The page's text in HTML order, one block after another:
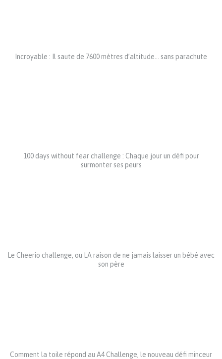
Incroyable : Il saute de 7600 mètres d’altitude… sans parachute
100 days without fear challenge : Chaque jour un défi pour
surmonter ses peurs
Le Cheerio challenge, ou LA raison de ne jamais laisser un bébé avec
son père
Comment la toile répond au A4 Challenge, le nouveau défi minceur